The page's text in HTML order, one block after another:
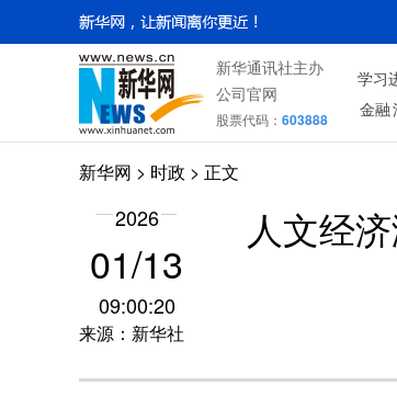
新华通讯社主办
公司官网
股票代码： 603888
学习
金融
新华网 > 时政 > 正文
2026
01/13
09:00:20
来源：新华社
人文经